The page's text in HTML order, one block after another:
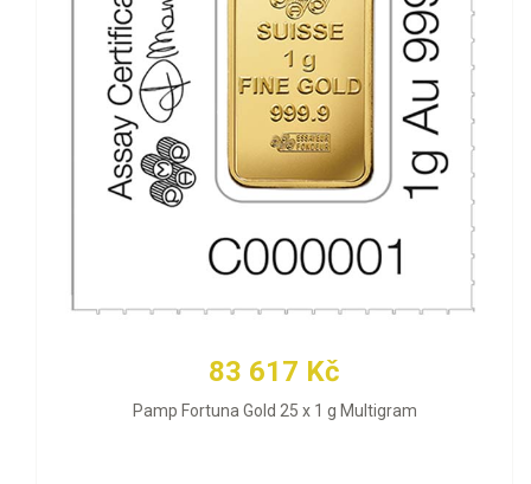
83 617 Kč
Pamp Fortuna Gold 25 x 1 g Multigram